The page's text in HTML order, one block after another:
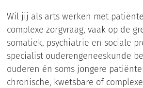
Wil jij als arts werken met
complexe zorgvraag, vaak op de
somatiek, psychiatrie en sociale
specialist ouderengeneeskunde
ouderen én soms jongere
chronische, kwetsbare of complexe